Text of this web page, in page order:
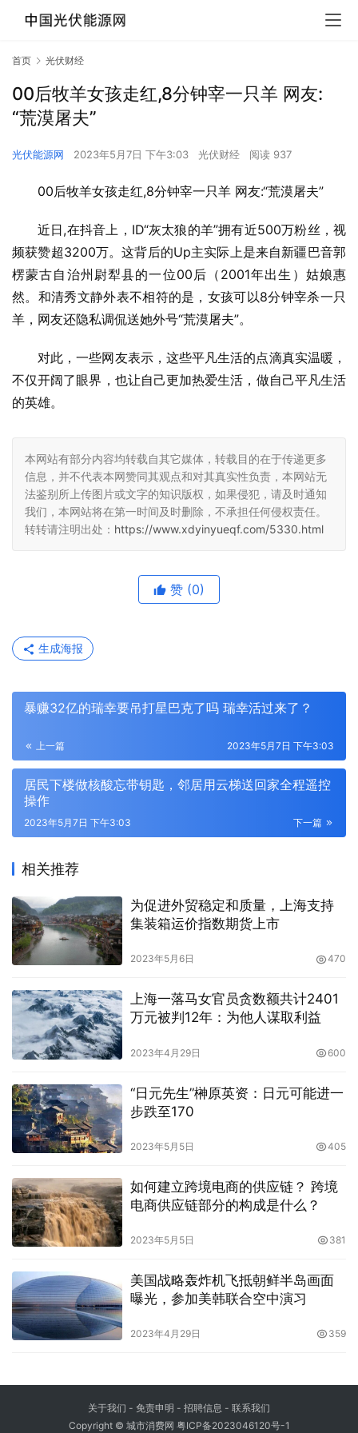
首页 光伏财经
00后牧羊女孩走红,8分钟宰一只羊 网友:
“荒漠屠夫”
光伏能源网 2023年5月7日 下午3:03 光伏财经 阅读 937
00后牧羊女孩走红,8分钟宰一只羊 网友:“荒漠屠夫”
近日,在抖音上，ID“灰太狼的羊”拥有近500万粉丝，视
频获赞超3200万。这背后的Up主实际上是来自新疆巴音郭
楞蒙古自治州尉犁县的一位00后（2001年出生）姑娘惠
然。和清秀文静外表不相符的是，女孩可以8分钟宰杀一只
羊，网友还隐私调侃送她外号“荒漠屠夫”。
对此，一些网友表示，这些平凡生活的点滴真实温暖，
不仅开阔了眼界，也让自己更加热爱生活，做自己平凡生活
的英雄。
本网站有部分内容均转载自其它媒体，转载目的在于传递更多
信息，并不代表本网赞同其观点和对其真实性负责，本网站无
法鉴别所上传图片或文字的知识版权，如果侵犯，请及时通知
我们，本网站将在第一时间及时删除，不承担任何侵权责任。
转转请注明出处： https://www.xdyinyueqf.com/5330.html
赞 (0)
生成海报
暴赚32亿的瑞幸要吊打星巴克了吗 瑞幸活过来了？
上一篇 2023年5月7日 下午3:03
居民下楼做核酸忘带钥匙，邻居用云梯送回家全程遥控
操作
下一篇
2023年5月7日 下午3:03
相关推荐
为促进外贸稳定和质量，上海支持
集装箱运价指数期货上市
2023年5月6日 470
上海一落马女官员贪数额共计2401
万元被判12年：为他人谋取利益
2023年4月29日 600
“日元先生”榊原英资：日元可能进一
步跌至170
2023年5月5日 405
如何建立跨境电商的供应链？ 跨境
电商供应链部分的构成是什么？
2023年5月5日 381
美国战略轰炸机飞抵朝鲜半岛画面
曝光，参加美韩联合空中演习
2023年4月29日 359
关于我们 - 免责申明 - 招聘信息 - 联系我们
Copyright © 城市消费网 粤ICP备2023046120号-1